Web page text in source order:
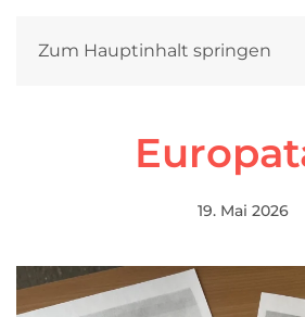
Zum Hauptinhalt springen
19. Mai 2026